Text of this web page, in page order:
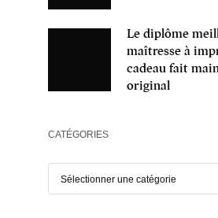
Le diplôme
maîtresse à
cadeau fait
original
CATÉGORIES